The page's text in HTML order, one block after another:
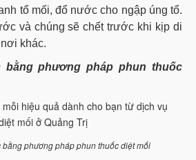
tổ mối, đổ nước cho ngập úng tổ.
và chúng sẽ chết trước khi kịp di
khác.
bằng phương pháp phun thuốc
bằng phương pháp phun thuốc diệt mối